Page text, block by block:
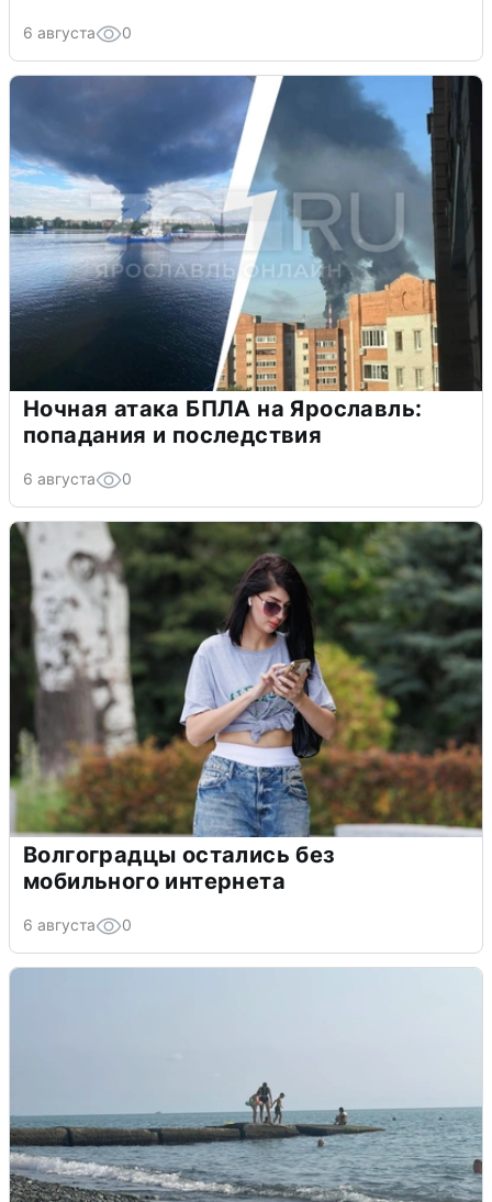
6 августа 0
Ночная атака БПЛА на Ярославль:
попадания и последствия
6 августа 0
Волгоградцы остались без
мобильного интернета
6 августа 0